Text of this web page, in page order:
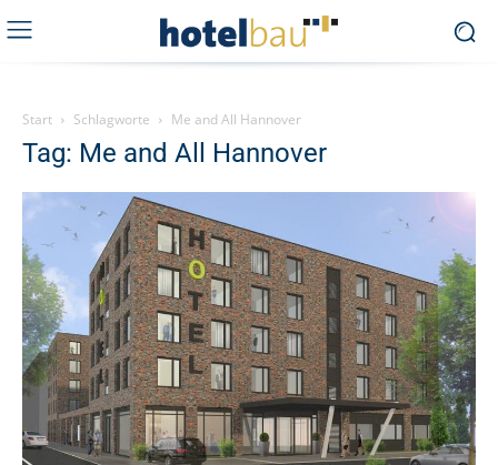
Start Schlagworte Me and All Hannover
Tag: Me and All Hannover